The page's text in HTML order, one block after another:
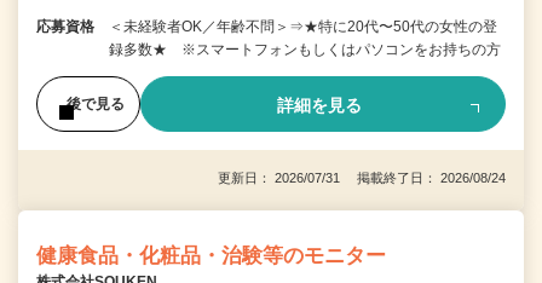
応募資格
＜未経験者OK／年齢不問＞⇒★特に20代〜50代の女性の登
録多数★ ※スマートフォンもしくはパソコンをお持ちの方
後で見る 詳細を見る
更新日： 2026/07/31 掲載終了日： 2026/08/24
健康食品・化粧品・治験等のモニター